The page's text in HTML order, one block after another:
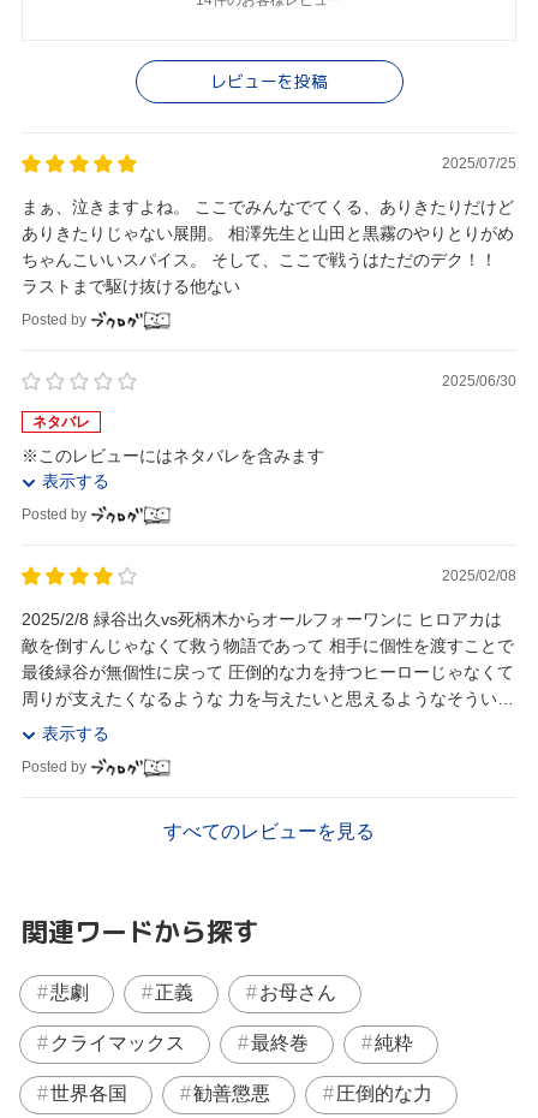
レビューを投稿
2025/07/25
まぁ、泣きますよね。 ここでみんなでてくる、ありきたりだけど
ありきたりじゃない展開。 相澤先生と山田と黒霧のやりとりがめ
ちゃんこいいスパイス。 そして、ここで戦うはただのデク！！
ラストまで駆け抜ける他ない
Posted by
2025/06/30
ネタバレ
※このレビューにはネタバレを含みます
表示する
Posted by
2025/02/08
2025/2/8 緑谷出久vs死柄木からオールフォーワンに ヒロアカは
敵を倒すんじゃなくて救う物語であって 相手に個性を渡すことで
最後緑谷が無個性に戻って 圧倒的な力を持つヒーローじゃなくて
周りが支えたくなるような 力を与えたいと思えるようなそういう
ヒーローに なっていたという...
表示する
Posted by
すべてのレビューを見る
関連ワードから探す
悲劇 正義 お母さん
クライマックス 最終巻 純粋
世界各国 勧善懲悪 圧倒的な力